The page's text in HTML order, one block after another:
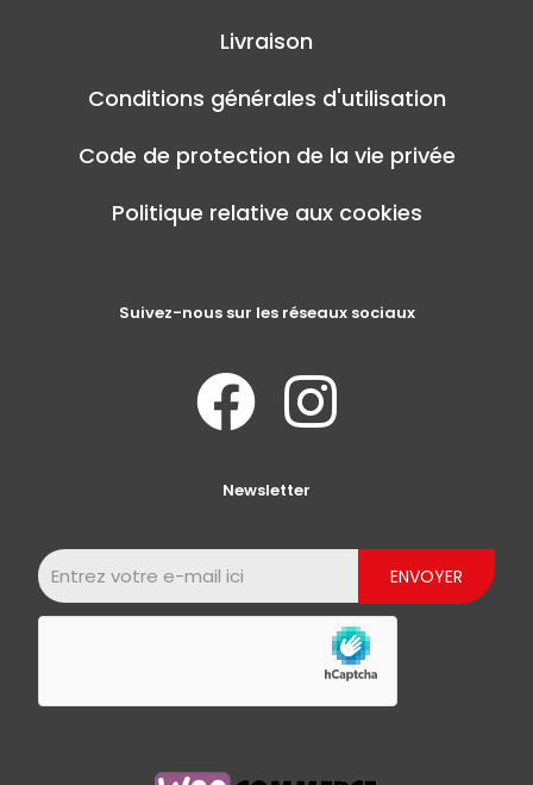
Livraison
Conditions générales d'utilisation
Code de protection de la vie privée
Politique relative aux cookies
Suivez-nous sur les réseaux sociaux
Newsletter